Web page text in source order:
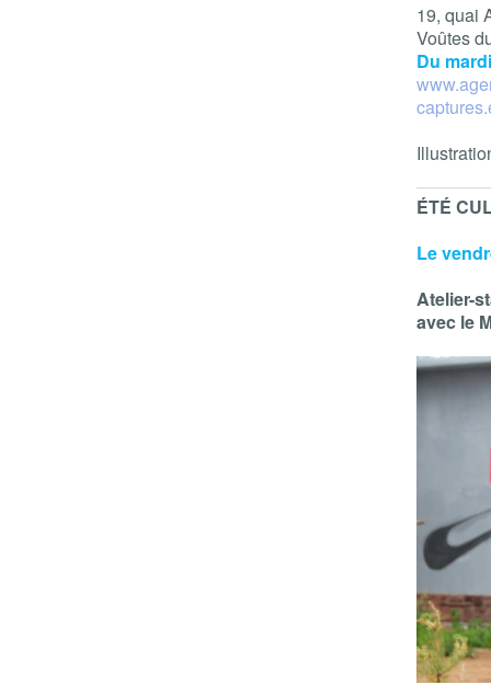
19, quai
Voûtes
Du
ÉTÉ
Le
Atelier-
avec le